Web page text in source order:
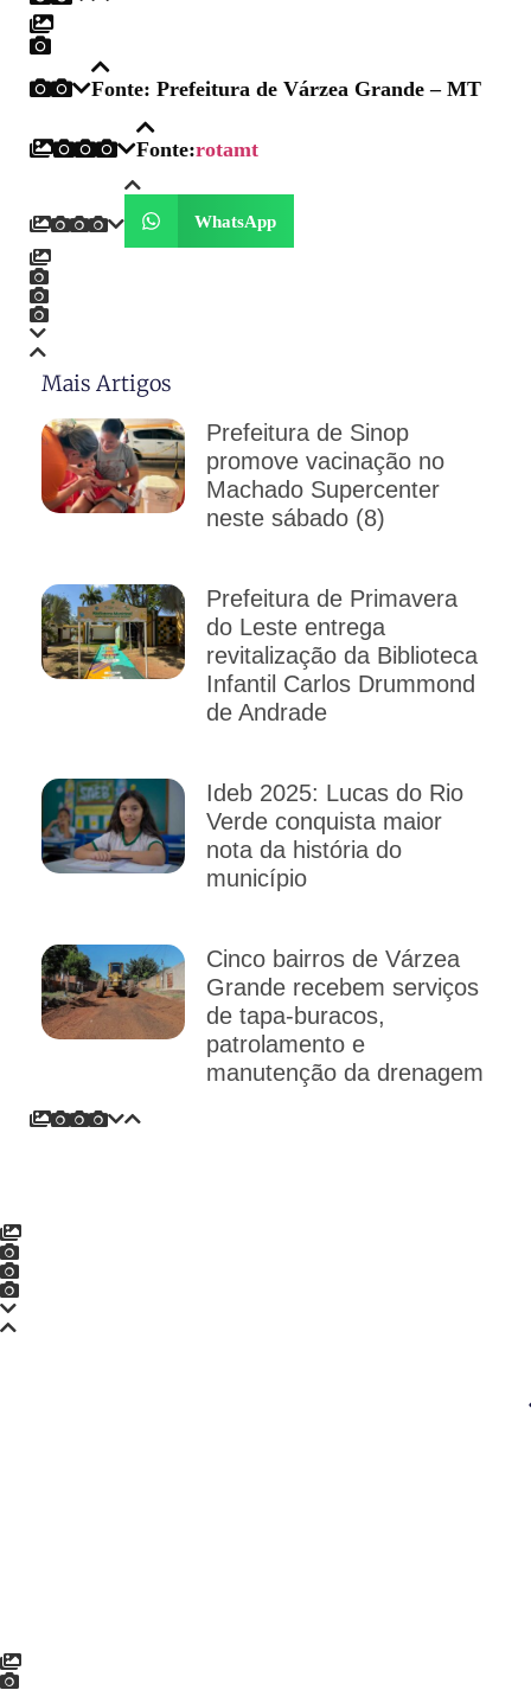
Fonte: Prefeitura de Várzea Grande – MT
Fonte:rotamt
WhatsApp
Mais Artigos
Prefeitura de Sinop
promove vacinação no
Machado Supercenter
neste sábado (8)
Prefeitura de Primavera
do Leste entrega
revitalização da Biblioteca
Infantil Carlos Drummond
de Andrade
Ideb 2025: Lucas do Rio
Verde conquista maior
nota da história do
município
Cinco bairros de Várzea
Grande recebem serviços
de tapa-buracos,
patrolamento e
manutenção da drenagem